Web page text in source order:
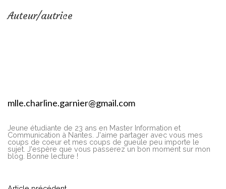
Auteur/autrice
mlle.charline.garnier@gmail.com
Jeune étudiante de 23 ans en Master Information et
Communication à Nantes. J'aime partager avec vous mes
coups de coeur et mes coups de gueule peu importe le
sujet. J'espère que vous passerez un bon moment sur mon
blog. Bonne lecture !